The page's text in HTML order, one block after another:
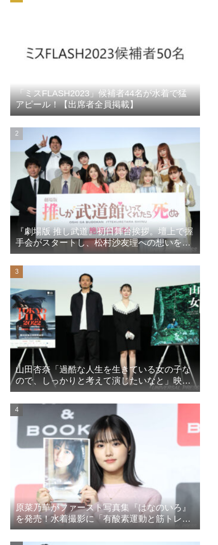
「ミスFLASH2023」候補者44名が水着で猛
アピール！【出席者全員掲載】
『劇場版 推し武道』初日舞台挨拶。壇上で握
手会がスタートし、松村沙友理への想いをア
ピール！？
山田杏奈「過酷な人生を生きている女の子な
ので、しっかりと考えて演じたいなと」映画
『山女』東京国際映画祭Q&A
原菜乃華がファースト写真集『はなのいろ』
を発売！水着撮影に「有酸素運動と筋トレを
頑張りました」